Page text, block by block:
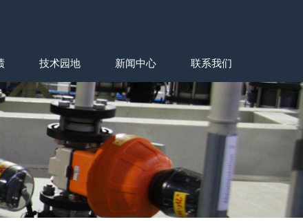
技术园地 新闻中心 联系我们